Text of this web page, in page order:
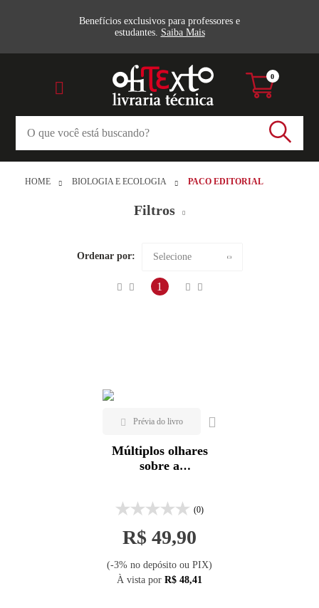
Benefícios exclusivos para professores e
estudantes. Saiba Mais
0
HOME BIOLOGIA E ECOLOGIA PACO EDITORIAL
Filtros
Ordenar por: Selecione
Maior preço
1
Múltiplos olhares
sobre a
(0)
R$ 49,90
(-3% no depósito ou PIX)
À vista por R$ 48,41